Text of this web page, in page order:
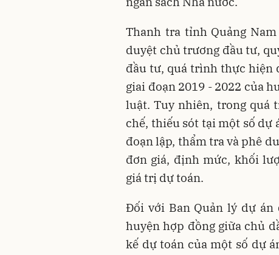
Thanh tra tỉnh Quảng
duyệt chủ trương đầu tư,
đầu tư, quá trình thực hiện
giai đoạn 2019 - 2022 của
luật. Tuy nhiên, trong quá
chế, thiếu sót tại một số dự
đoạn lập, thẩm tra và phê
đơn giá, định mức, khối
giá trị dự toán.
Đối với Ban Quản lý dự
huyện hợp đồng giữa chủ
kế dự toán của một số dự